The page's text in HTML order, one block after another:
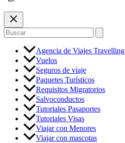
Buscar
por:
Agencia de Viajes Travelling
Vuelos
Seguros de viaje
Paquetes Turísticos
Requisitos Migratorios
Salvoconductos
Tutoriales Pasaportes
Tutoriales Visas
Viajar con Menores
Viajar con mascotas